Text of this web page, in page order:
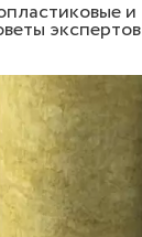
и
экспертов